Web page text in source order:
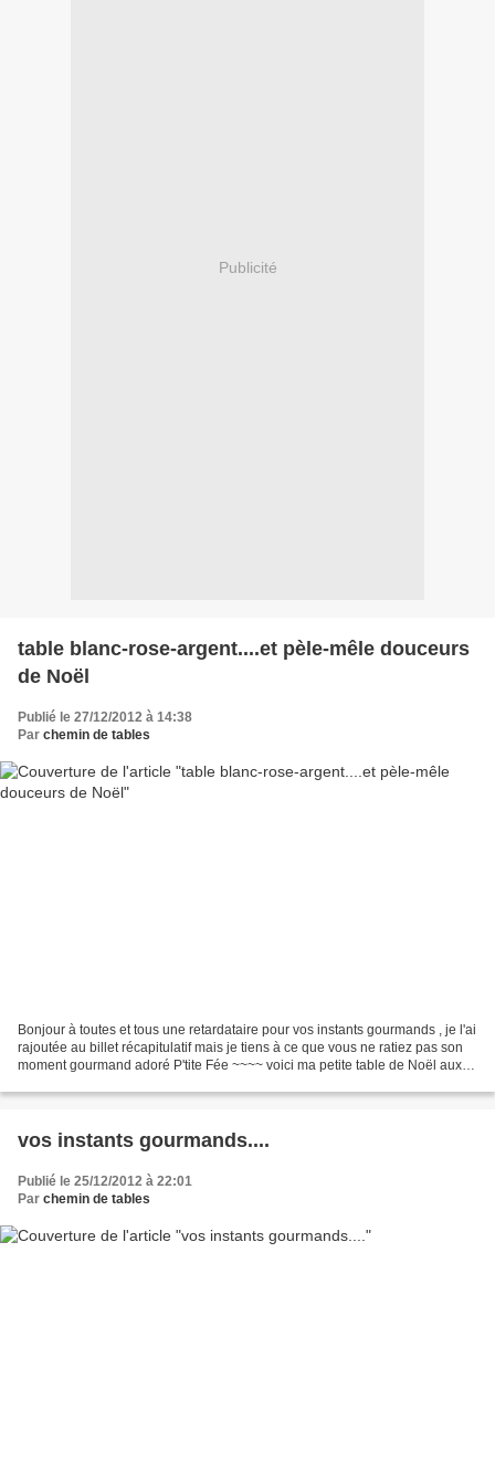
Publicité
table blanc-rose-argent....et pèle-mêle douceurs
de Noël
Publié le 27/12/2012 à 14:38
Par chemin de tables
Bonjour à toutes et tous une retardataire pour vos instants gourmands , je l'ai
rajoutée au billet récapitulatif mais je tiens à ce que vous ne ratiez pas son
moment gourmand adoré P'tite Fée ~~~~ voici ma petite table de Noël aux
vos instants gourmands....
Publié le 25/12/2012 à 22:01
Par chemin de tables